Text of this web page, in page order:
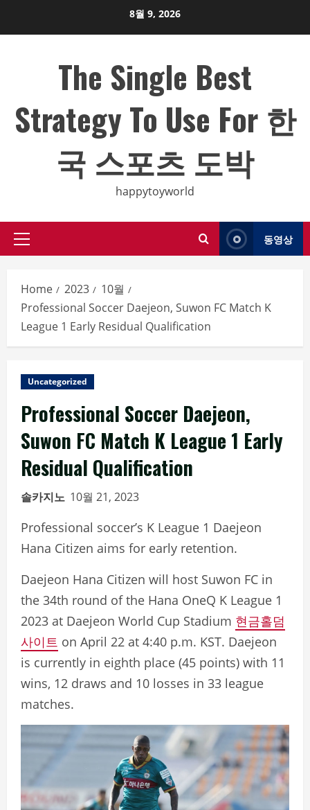
8월 9, 2026
The Single Best
Strategy To Use For 한
국 스포츠 도박
happytoyworld
Primary
동영상
Home 2023
10월
Professional Soccer Daejeon, Suwon FC Match K
League 1 Early Residual Qualification
Uncategorized
Professional Soccer Daejeon,
Suwon FC Match K League 1 Early
Residual Qualification
솔카지노 10월 21, 2023
Professional soccer’s K League 1 Daejeon
Hana Citizen aims for early retention.
Daejeon Hana Citizen will host Suwon FC in
the 34th round of the Hana OneQ K League 1
2023 at Daejeon World Cup Stadium 현금홀덤
사이트 on April 22 at 4:40 p.m. KST. Daejeon
is currently in eighth place (45 points) with 11
wins, 12 draws and 10 losses in 33 league
matches.